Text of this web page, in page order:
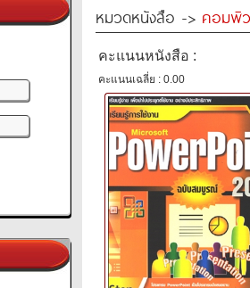
หมวดหนังสือ -> คอมพิ
คะแนนหนังสือ :
คะแนนเฉลี่ย : 0.00